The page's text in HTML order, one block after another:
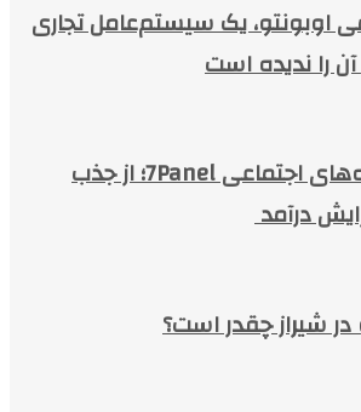
یک سیستم‌عامل تجاری
را ندیده است
خدمات شبکه‌های اجتماعی 7Panel؛ از جذب
درآمد
شیراز چقدر است؟